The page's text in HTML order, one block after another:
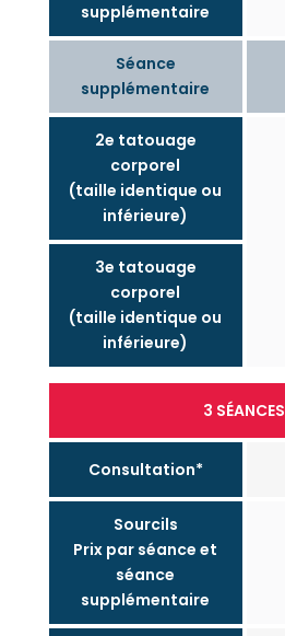
supplémentaire
Séance
supplémentaire
2e tatouage
corporel
(taille identique ou
inférieure)
3e tatouage
corporel
(taille identique ou
inférieure)
Consultation*
Sourcils
Prix par séance et
séance
supplémentaire
3 SÉANCES